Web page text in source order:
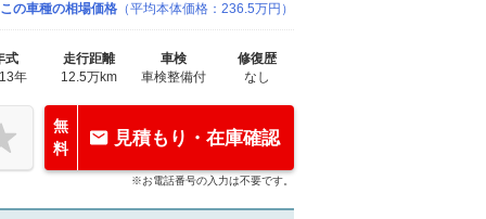
この車種の相場価格 （平均本体価格：236.5万円）
式
年
走行距離
12.5万km
車検
車検整備付
修復歴
なし
無
料
見積もり・在庫確認
※お電話番号の入力は不要です。